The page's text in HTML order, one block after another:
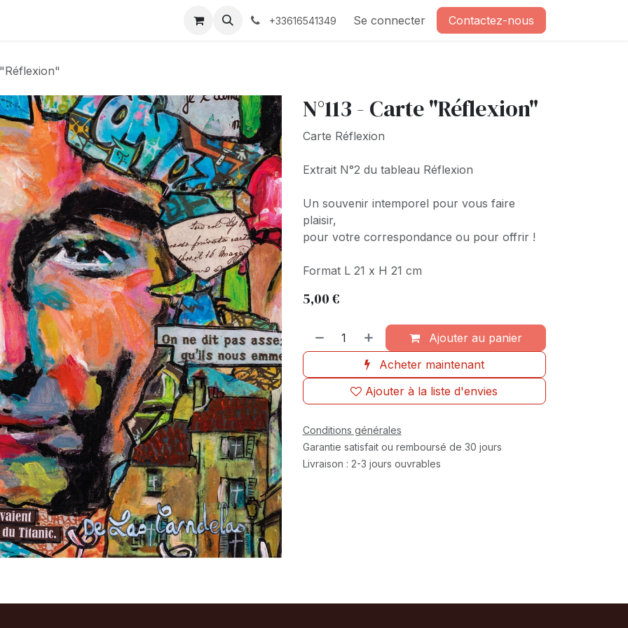
+33616541349 Se connecter Contactez-nous
N°113 - Carte "Réflexion"
Carte Réflexion
Extrait N°2 du tableau Réflexion
Un souvenir intemporel pour vous faire
plaisir,
pour votre correspondance ou pour offrir !
Format L 21 x H 21 cm
5,00€
Ajouter au panier
Acheter maintenant
Ajouter à la liste d'envies
Conditions générales
Garantie satisfait ou remboursé de 30 jours
Livraison : 2-3 jours ouvrables